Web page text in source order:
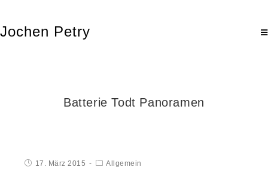
Jochen Petry
Batterie Todt Panoramen
17. März 2015 Allgemein